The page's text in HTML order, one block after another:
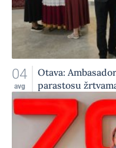
04
avg
Otava:
parastosu